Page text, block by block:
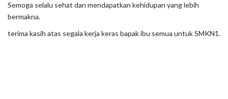
Semoga selalu sehat dan mendapatkan kehidupan yang lebih
bermakna.
terima kasih atas segala kerja keras bapak ibu semua untuk SMKN1.